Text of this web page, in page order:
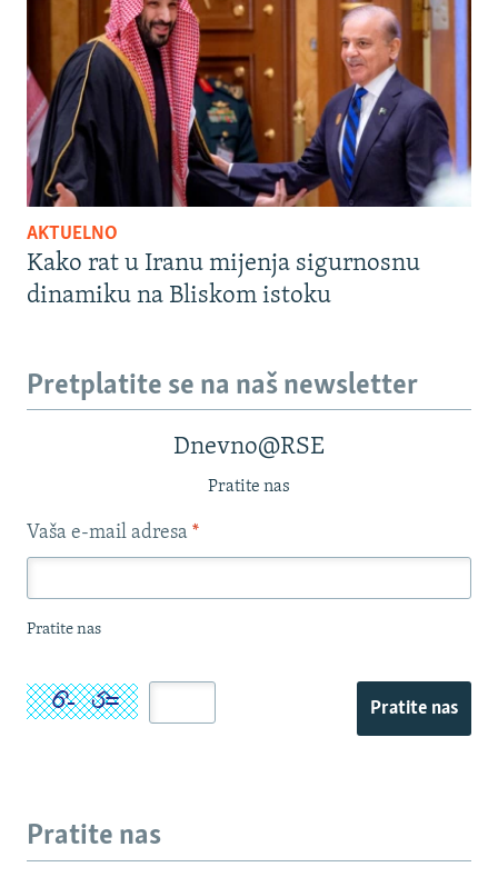
AKTUELNO
Kako rat u Iranu mijenja sigurnosnu
dinamiku na Bliskom istoku
Pretplatite se na naš newsletter
Dnevno@RSE
Pratite nas
Vaša e-mail adresa *
Pratite nas
Pratite nas
Pratite nas